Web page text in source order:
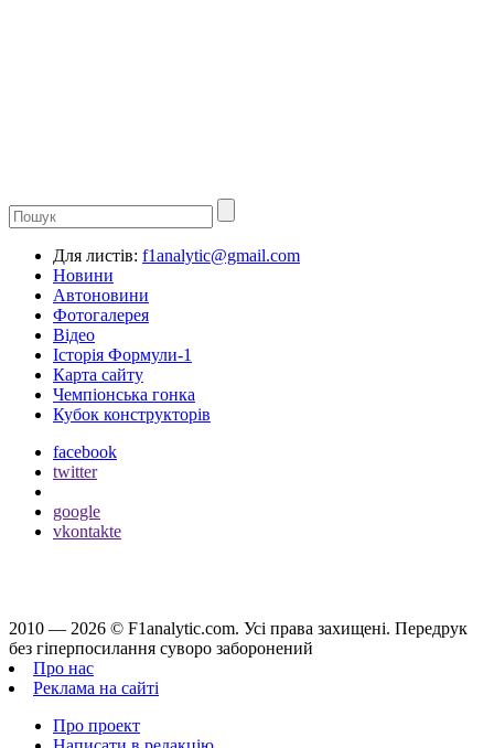
Для листів: f1analytic@gmail.com
Новини
Автоновини
Фотогалерея
Відео
Історія Формули-1
Карта сайту
Чемпіонська гонка
Кубок конструкторів
facebook
twitter
google
vkontakte
2010 — 2026 © F1analytic.com. Усi права захищенi. Передрук
без гіперпосилання суворо заборонений
Про нас
Реклама на сайті
Про проект